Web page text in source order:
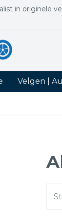
in originele
Velgen |